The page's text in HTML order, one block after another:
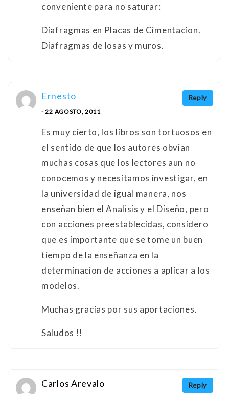
conveniente para no saturar:
Diafragmas en Placas de Cimentacion.
Diafragmas de losas y muros.
Reply
Ernesto
- 22 AGOSTO, 2011
Es muy cierto, los libros son tortuosos en
el sentido de que los autores obvian
muchas cosas que los lectores aun no
conocemos y necesitamos investigar, en
la universidad de igual manera, nos
enseñan bien el Analisis y el Diseño, pero
con acciones preestablecidas, considero
que es importante que se tome un buen
tiempo de la enseñanza en la
determinacion de acciones a aplicar a los
modelos.
Muchas gracias por sus aportaciones.
Saludos !!
Reply
Carlos Arevalo